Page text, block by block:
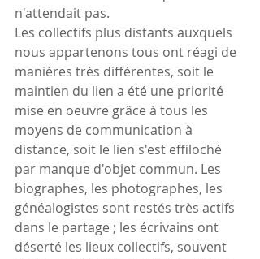
n'attendait pas.
Les collectifs plus distants auxquels
nous appartenons tous ont réagi de
manières très différentes, soit le
maintien du lien a été une priorité
mise en oeuvre grâce à tous les
moyens de communication à
distance, soit le lien s'est effiloché
par manque d'objet commun. Les
biographes, les photographes, les
généalogistes sont restés très actifs
dans le partage ; les écrivains ont
déserté les lieux collectifs, souvent